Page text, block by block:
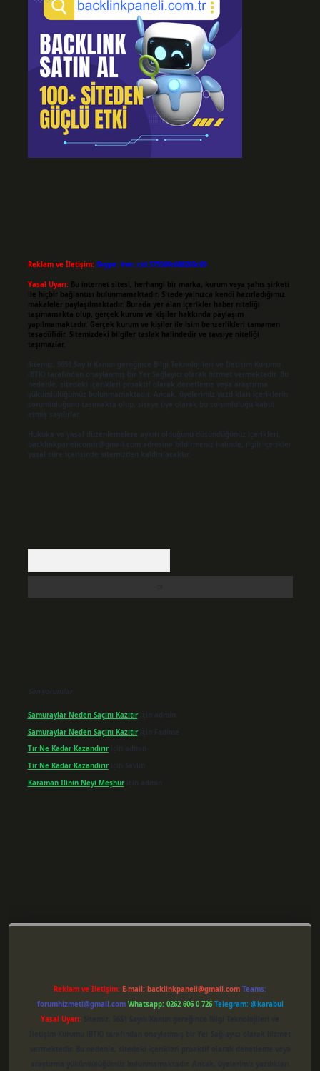
Reklam ve İletişim: Skype: live:.cid.575569c608265c69
Yasal Uyarı: Bu internet sitesi, herhangi bir marka, kurum veya şahıs şirketi
ile hiçbir bağlantısı bulunmamaktadır. Sitede yalnızca kendi hazırladığımız
makaleler paylaşılmaktadır. Burada yer alan içerikler haber niteliği
taşımamakta olup, gerçek kurum ve kişiler hakkında paylaşım
yapılmamaktadır. Gerçek kurum ve kişiler ile isim benzerlikleri tamamen
tesadüfidir. Sitemizdeki bilgiler taslak halindedir ve tavsiye niteliği
taşımazlar.
Sitemiz, 5651 Sayılı Kanun gereğince Bilgi Teknolojileri ve İletişim Kurumu
(BTK) tarafından onaylanmış bir Yer Sağlayıcı olarak hizmet vermektedir. Bu
nedenle, sitedeki içerikleri proaktif olarak denetleme veya araştırma
yükümlülüğümüz bulunmamaktadır. Ancak, üyelerimiz yazdıkları içeriklerin
sorumluluğunu taşımakta olup, siteye üye olarak bu sorumluluğu kabul
etmiş sayılırlar.
Hukuka ve yasal düzenlemelere aykırı olduğunu düşündüğünüz içerikleri,
backlinkpanelicomtr@gmail.com
adresine bildirmeniz halinde, ilgili içerikler
yasal süre içerisinde sitemizden kaldırılacaktır.
Son yorumlar
Samuraylar Neden Saçını Kazıtıriçin admin
Samuraylar Neden Saçını Kazıtıriçin Fadime
Tır Ne Kadar Kazandırıriçin admin
Tır Ne Kadar Kazandırıriçin Sevim
Karaman Ilinin Neyi Meşhuriçin admin
Reklam ve İletişim: E-mail: backlinkpaneli@gmail.com Teams:
forumhizmeti@gmail.com Whatsapp: 0262 606 0 726 Telegram: @karabul
Yasal Uyarı: